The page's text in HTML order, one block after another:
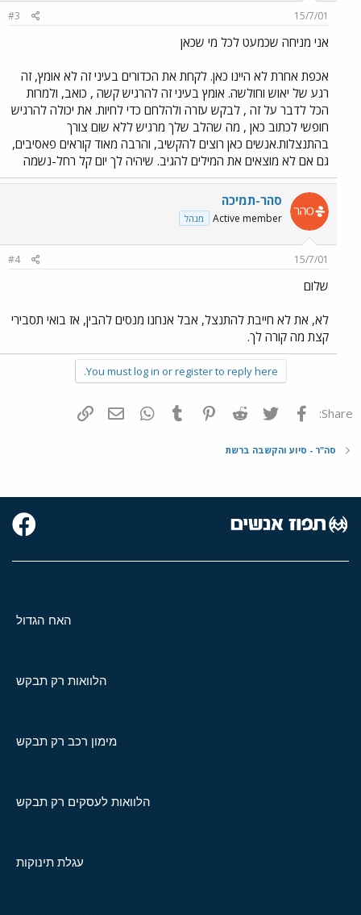
15/7/01
#3
אני מניחה שכמעט לכל מי שכאן
אכפת אחרת לא היינו כאן. לקחת את הכדורים בעיני זה לא אומץ, זה
רגע של יאוש וחולשה. אומץ בעיני זה להרגיש קשה , כואב, ולמרות
הכל לדבר על זה , לבקש עזרה ולהלחם כדי לחיות. את יכולה להרגיש
חופשי לכתוב כאן , מה שהלב שלך מרגיש ללא שום צורך
בהתנצלות.אנשים כאן רוצים להקשיב, והרבה מאוד קוראים פאסיבים,
גם אם לא מוצאים את המילים להגיב. שיהיה לך יום קל רחל-נשמה
סהר-תמיכה
Active member מנהל
15/7/01
#4
שלום
לא, את לא חייבת להתנצל, אבל אנחנו מנסים להבין, אז בואי תסבירי
קצת מה קורה לך.
You must log in or register to reply here.
Share: פייסבוק Twitter
Reddit
Pinterest
Tumblr
WhatsAppדואר אלקטרוני
סה"ר - סיוע והקשבה ברשת
האח הגדול
הלוואות רק תבקש
מימון רכב רק תבקש
הלוואות לעסקים רק תבקש
עגלת תינוקות